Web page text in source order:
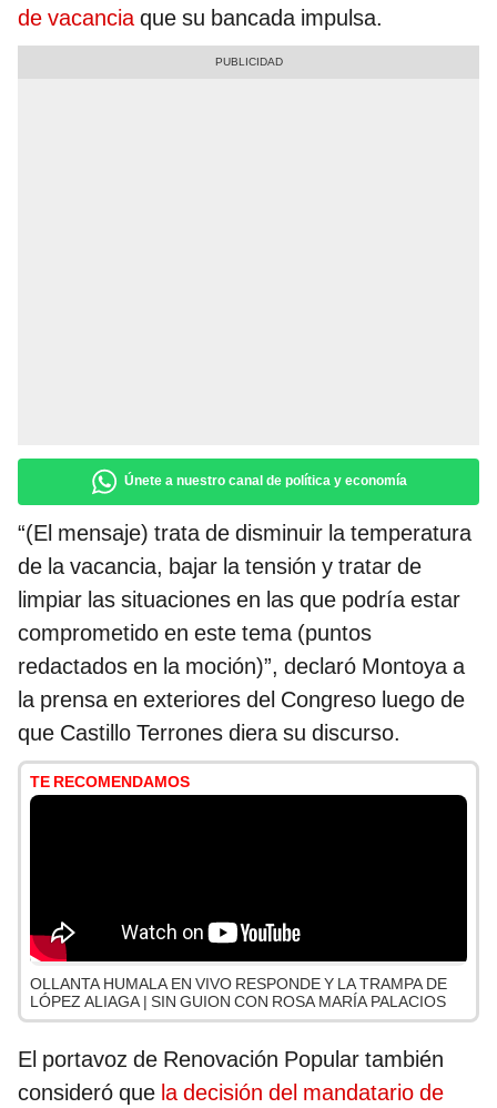
de vacanciaque su bancada impulsa.
Únete a nuestro canal de política y economía
“(El mensaje) trata de disminuir la temperatura
de la vacancia, bajar la tensión y tratar de
limpiar las situaciones en las que podría estar
comprometido en este tema (puntos
redactados en la moción)”, declaró Montoya a
la prensa en exteriores del Congreso luego de
que Castillo Terrones diera su discurso.
TE RECOMENDAMOS
OLLANTA HUMALA EN VIVO RESPONDE Y LA TRAMPA DE
LÓPEZ ALIAGA | SIN GUION CON ROSA MARÍA PALACIOS
El portavoz de Renovación Popular también
consideró que la decisión del mandatario de